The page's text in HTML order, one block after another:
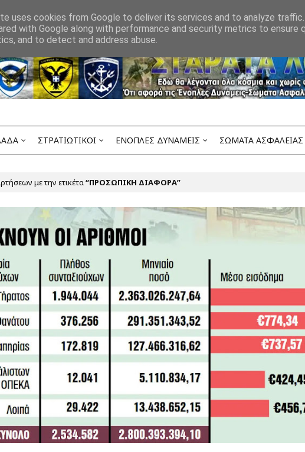
ΣΤΡΑΤΙΩΤΙΚΟΙ ΕΝΟΠΛΕΣ ΔΥΝΑΜΕΙΣ ΣΩΜΑΤΑ ΑΣΦΑΛΕΙΑΣ
με την ετικέτα ΠΡΟΣΩΠΙΚΗ ΔΙΑΦΟΡΑ
uses cookies from Google to deliver its services and to analyze
with Google along with performance and security metrics to ensure
and to detect and address abuse.